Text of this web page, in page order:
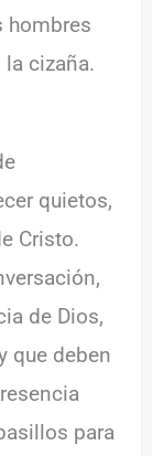
hombres
cizaña.
quietos,
Cristo.
de Dios,
que deben
para